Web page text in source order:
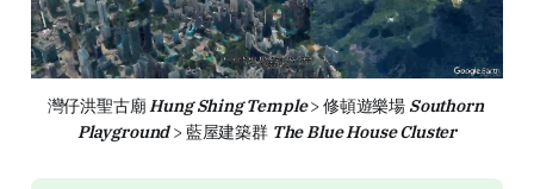
灣仔洪聖古廟 Hung Shing Temple > 修頓遊樂場 Southorn
Playground > 藍屋建築群 The Blue House Cluster